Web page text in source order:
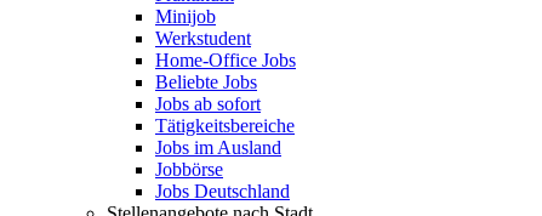
Minijob
Werkstudent
Home-Office Jobs
Beliebte Jobs
Jobs ab sofort
Tätigkeitsbereiche
Jobs im Ausland
Jobbörse
Jobs Deutschland